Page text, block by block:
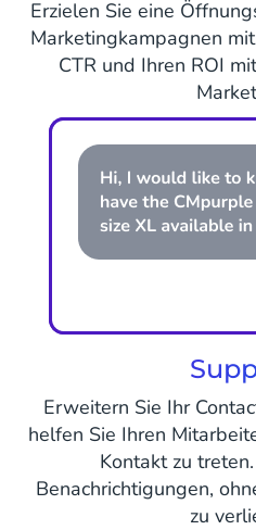
Erzielen Sie eine
Marketingkampagnen
CTR und Ihren ROI
Erweitern Sie Ihr
helfen Sie Ihren
Kontakt zu
Benachrichtigungen,
zu